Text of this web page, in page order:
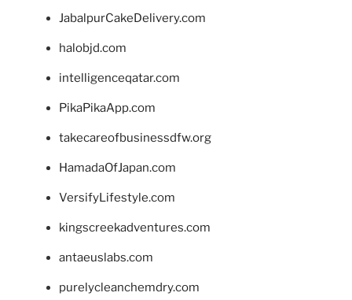
JabalpurCakeDelivery.com
halobjd.com
intelligenceqatar.com
PikaPikaApp.com
takecareofbusinessdfw.org
HamadaOfJapan.com
VersifyLifestyle.com
kingscreekadventures.com
antaeuslabs.com
purelycleanchemdry.com